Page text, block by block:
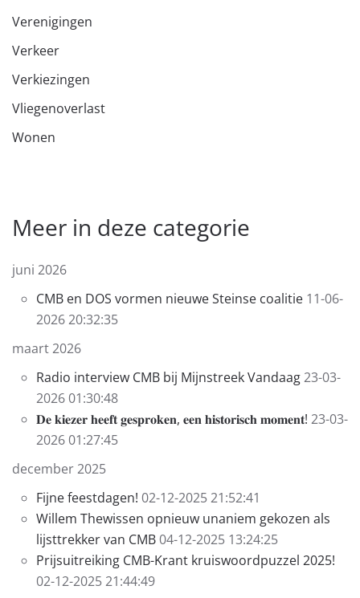
Verenigingen
Verkeer
Verkiezingen
Vliegenoverlast
Wonen
Meer in deze categorie
juni 2026
CMB en DOS vormen nieuwe Steinse coalitie 11-06-
2026 20:32:35
maart 2026
Radio interview CMB bij Mijnstreek Vandaag23-03-
2026 01:30:48
𝐃𝐞 𝐤𝐢𝐞𝐳𝐞𝐫 𝐡𝐞𝐞𝐟𝐭 𝐠𝐞𝐬𝐩𝐫𝐨𝐤𝐞𝐧, 𝐞𝐞𝐧 𝐡𝐢𝐬𝐭𝐨𝐫𝐢𝐬𝐜𝐡 𝐦𝐨𝐦𝐞𝐧𝐭! 23-03-
2026 01:27:45
december 2025
Fijne feestdagen! 02-12-2025 21:52:41
Willem Thewissen opnieuw unaniem gekozen als
lijsttrekker van CMB04-12-2025 13:24:25
Prijsuitreiking CMB-Krant kruiswoordpuzzel 2025!
02-12-2025 21:44:49